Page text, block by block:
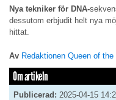
Nya tekniker för DNA-
dessutom erbjudit helt nya
hittat.
Av Redaktionen Queen of the
Om artikeln
Publicerad: 2025-04-15